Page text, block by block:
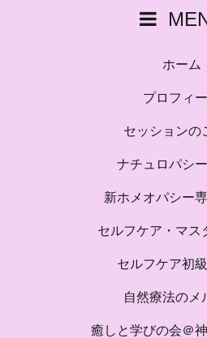
ホーム
プロフィ
セッションの
ナチュロパシ
新ホメオパシー
セルフケア・マス
セルフケア初
自然療法のメ
癒しと学びの会＠